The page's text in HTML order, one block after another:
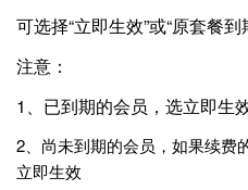
可选择“立即生效”或“原套餐到
注意：
1、已到期的会员，选立即生
2、尚未到期的会员，如果续费
立即生效